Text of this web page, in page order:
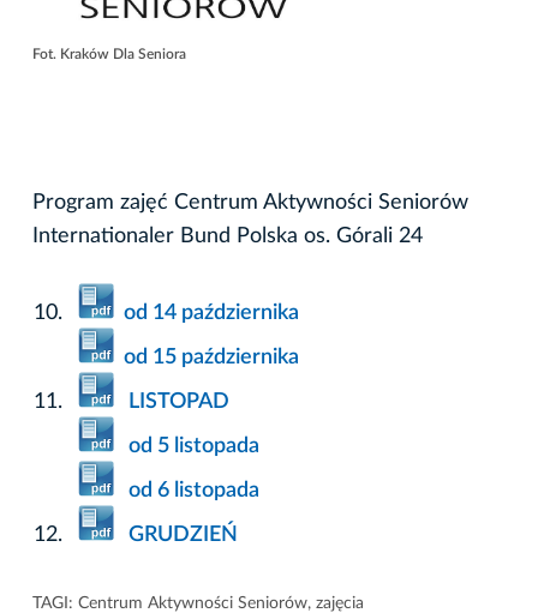
Fot. Kraków Dla Seniora
Program zajęć Centrum Aktywności Seniorów
Internationaler Bund Polska os. Górali 24
od 14 października
od 15 października
LISTOPAD
od 5 listopada
od 6 listopada
GRUDZIEŃ
TAGI: Centrum Aktywności Seniorów, zajęcia